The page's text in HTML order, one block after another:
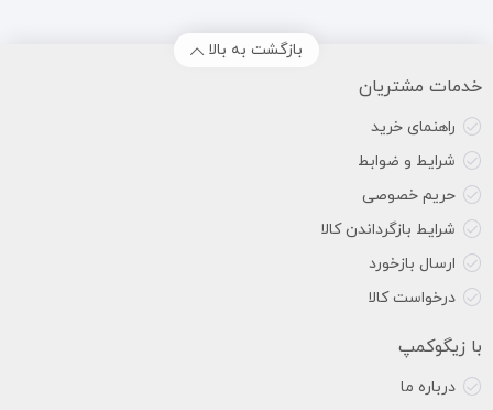
بازگشت به بالا
خدمات مشتریان
راهنمای خرید
شرایط و ضوابط
حریم خصوصی
شرایط بازگرداندن کالا
ارسال بازخورد
درخواست کالا
با زیگوکمپ
درباره ما